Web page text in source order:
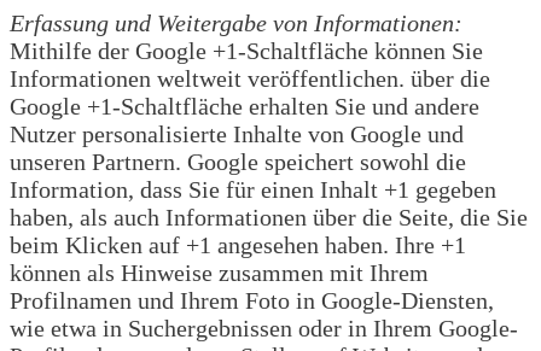
Erfassung und Weitergabe von Informationen:
Mithilfe der Google +1-Schaltfläche können Sie
Informationen weltweit veröffentlichen. über die
Google +1-Schaltfläche erhalten Sie und andere
Nutzer personalisierte Inhalte von Google und
unseren Partnern. Google speichert sowohl die
Information, dass Sie für einen Inhalt +1 gegeben
haben, als auch Informationen über die Seite, die Sie
beim Klicken auf +1 angesehen haben. Ihre +1
können als Hinweise zusammen mit Ihrem
Profilnamen und Ihrem Foto in Google-Diensten,
wie etwa in Suchergebnissen oder in Ihrem Google-